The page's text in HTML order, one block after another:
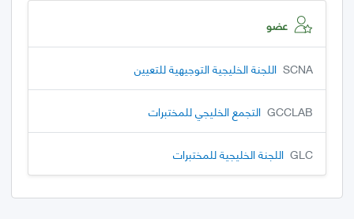
عضو
SCNA اللجنة الخليجية التوجيهية للتعيين
GCCLAB التجمع الخليجي للمختبرات
GLC اللجنة الخليجية للمختبرات